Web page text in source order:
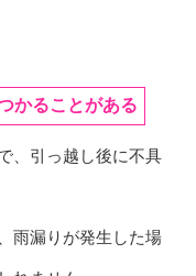
かることがある
、引っ越し後に不具
雨漏りが発生した場